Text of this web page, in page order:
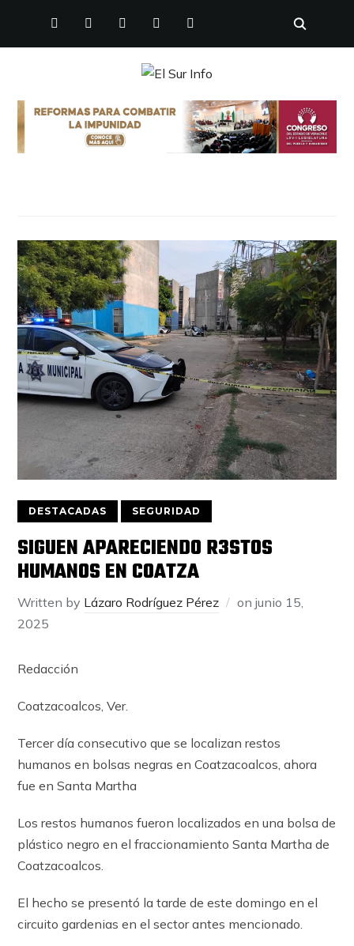
FACEBOOKTWITTERINSTAGRAM
YOUTUBEPINTEREST
DESTACADAS SEGURIDAD
SIGUEN APARECIENDO R3ST0S
HUMANOS EN COATZA
Written by Lázaro Rodríguez Pérez onjunio 15,
2025
Redacción
Coatzacoalcos, Ver.
Tercer día consecutivo que se localizan restos
humanos en bolsas negras en Coatzacoalcos, ahora
fue en Santa Martha
Los restos humanos fueron localizados en una bolsa de
plástico negro en el fraccionamiento Santa Martha de
Coatzacoalcos.
El hecho se presentó la tarde de este domingo en el
circuito gardenias en el sector antes mencionado.